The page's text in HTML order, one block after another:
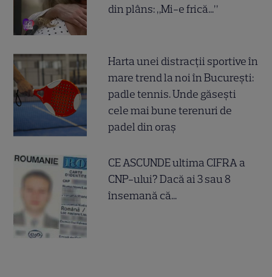
din plâns: „Mi-e frică...”
Harta unei distracții sportive în
mare trend la noi în București:
padle tennis. Unde găsești
cele mai bune terenuri de
padel din oraș
CE ASCUNDE ultima CIFRA a
CNP-ului? Dacă ai 3 sau 8
însemană că...